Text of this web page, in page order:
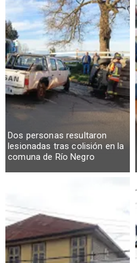
Dos personas resultaron
lesionadas tras colisión en la
comuna de Río Negro